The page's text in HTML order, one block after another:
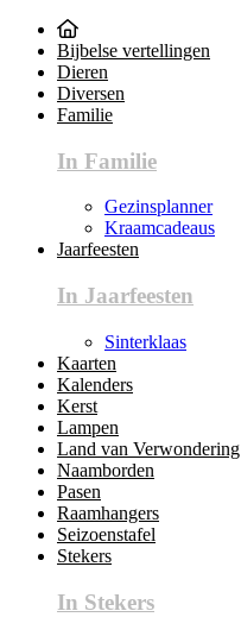
Bijbelse vertellingen
Dieren
Diversen
Familie
In Familie
Gezinsplanner
Kraamcadeaus
Jaarfeesten
In Jaarfeesten
Sinterklaas
Kaarten
Kalenders
Kerst
Lampen
Land van Verwondering
Naamborden
Pasen
Raamhangers
Seizoenstafel
Stekers
In Stekers